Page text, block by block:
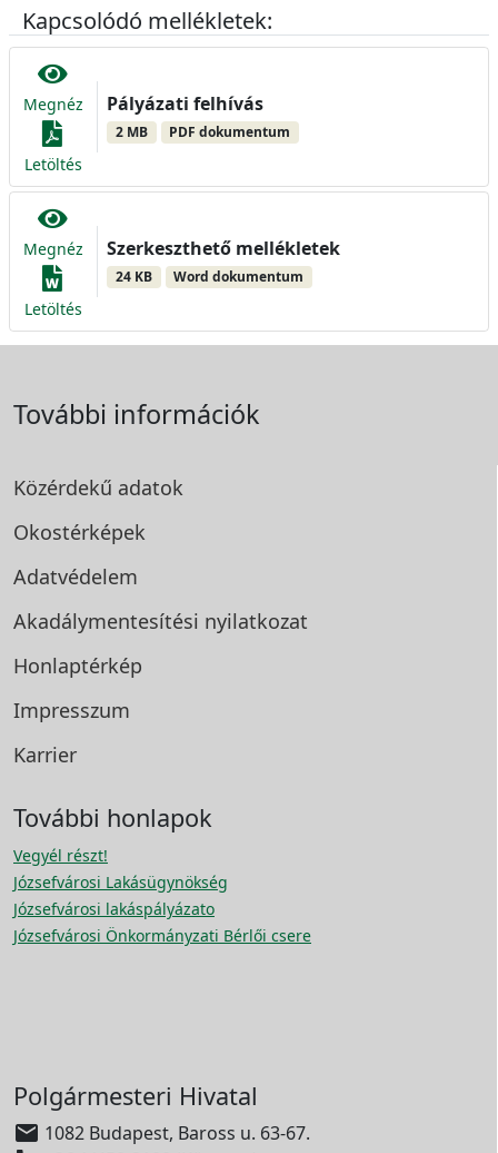
Kapcsolódó mellékletek:
Megnéz
Letöltés
Pályázati felhívás
2 MB PDF dokumentum
Megnéz
Letöltés
Szerkeszthető mellékletek
24 KB Word dokumentum
További információk
Közérdekű adatok
Okostérképek
Adatvédelem
Akadálymentesítési nyilatkozat
Honlaptérkép
Impresszum
Karrier
További honlapok
Vegyél részt!
Józsefvárosi Lakásügynökség
Józsefvárosi lakáspályázato
Józsefvárosi Önkormányzati Bérlői csere
Polgármesteri Hivatal
 1082 Budapest, Baross u. 63-67.